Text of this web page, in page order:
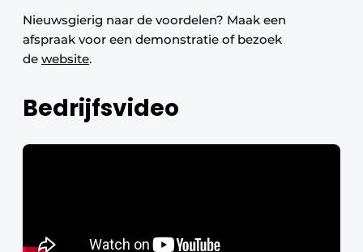
Nieuwsgierig naar de voordelen? Maak een
afspraak voor een demonstratie of bezoek
de website.
Bedrijfsvideo